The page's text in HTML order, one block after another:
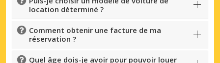
location déterminé ?
Comment obtenir une facture de ma
réservation ?
Quel âge dois-je avoir pour pouvoir louer